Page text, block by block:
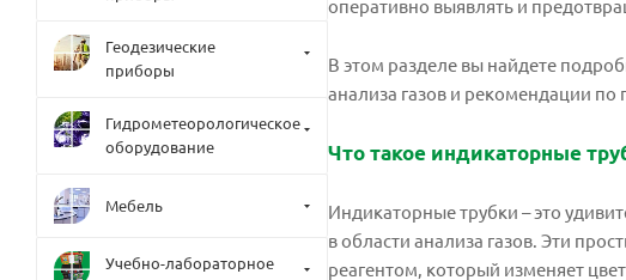
оперативно выявлять и
В этом разделе вы найдете
анализа газов и рекомендации
Что такое индикаторные
Индикаторные трубки – это
в области анализа газов. Эти
реагентом, который изменяет
Геодезические
приборы
Гидрометеорологическое
оборудование
Мебель
Учебно-лабораторное